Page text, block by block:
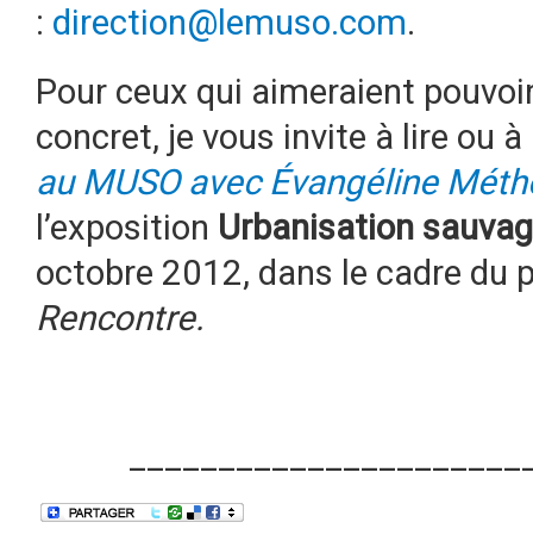
: direction@lemuso.com.
Pour ceux qui aimeraient
concret, je vous invite à lire ou
au MUSO avec Évangéline
l’exposition Urbanisation
octobre 2012, dans le cadre du
Rencontre.